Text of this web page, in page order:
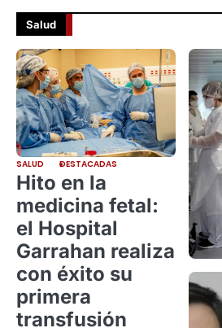
Salud
SALUD DESTACADAS
Hito en la
medicina fetal:
el Hospital
Garrahan realiza
con éxito su
primera
transfusión